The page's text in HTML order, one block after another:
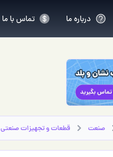
درباره ما تماس با ما
صنعت قطعات و تجهیزات صنعتی